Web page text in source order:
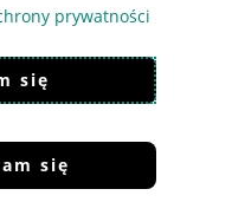
prywatności
się
się
regulaminu